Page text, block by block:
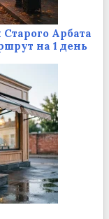
Арбата
на 1 день